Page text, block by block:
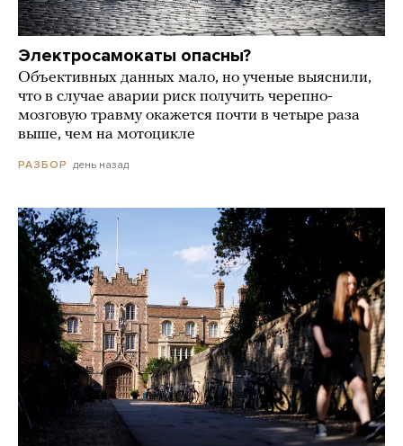
Электросамокаты опасны?
Объективных данных мало, но ученые выяснили,
что в случае аварии риск получить черепно-
мозговую травму окажется почти в четыре раза
выше, чем на мотоцикле
РАЗБОР день назад